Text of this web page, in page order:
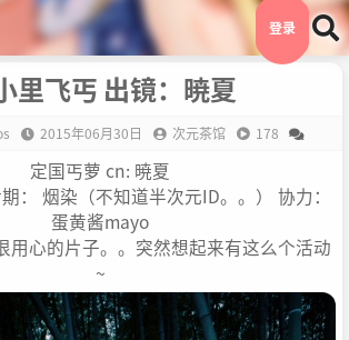
登录
里飞丐 出镜：暁夏
2015年06月30日 次元茶馆 178
定国丐萝 cn: 暁夏
： 烟染（不知道半次元ID。。） 协力：
蛋黄酱mayo
用心的片子。。突然想起来有这么个活动
~